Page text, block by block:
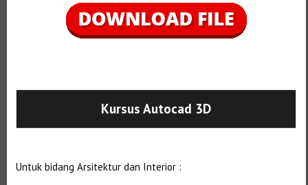
Kursus Autocad 3D
Untuk bidang Arsitektur dan Interior :